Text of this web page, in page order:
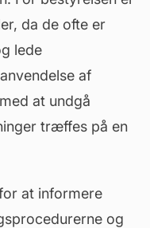
da de ofte er
lede
af
at undgå
træffes på en
at informere
og